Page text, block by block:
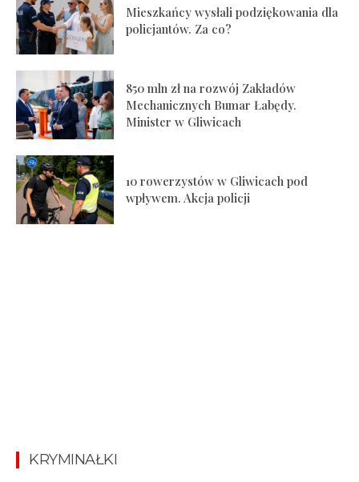
Mieszkańcy wysłali podziękowania dla
policjantów. Za co?
850 mln zł na rozwój Zakładów
Mechanicznych Bumar Łabędy.
Minister w Gliwicach
10 rowerzystów w Gliwicach pod
wpływem. Akcja policji
KRYMINAŁKI